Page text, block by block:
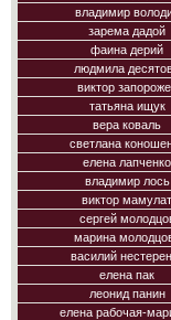
владимир
зарема дадой
фаина дерий
людмила
виктор
татьяна ищук
вера коваль
светлана
елена лапченко
владимир лось
виктор мамулат
сергей
марина
василий
елена пак
леонид панин
елена рабочая-